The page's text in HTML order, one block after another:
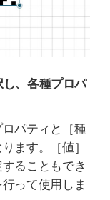
、各種プロパ
パティと［種
ます。［値］
ることもでき
って使用しま